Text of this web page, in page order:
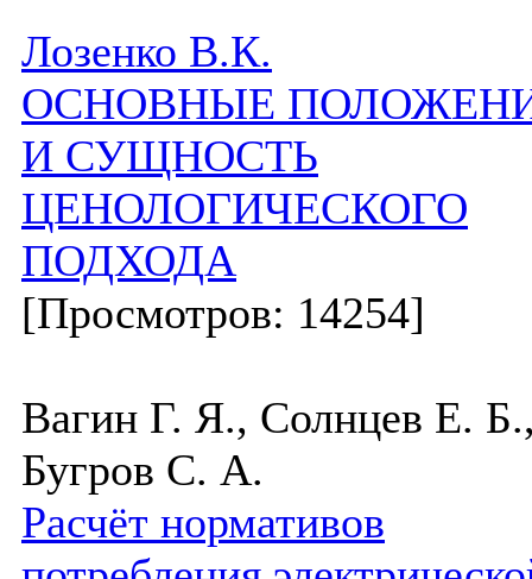
Лозенко В.К.
ОСНОВНЫЕ
И СУЩНОСТЬ
ЦЕНОЛОГИЧЕСКОГО
ПОДХОДА
[Просмотров: 14254]
Вагин Г. Я., Солнцев Е.
Бугров С. А.
Расчёт нормативов